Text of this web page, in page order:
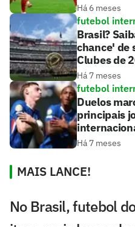
Há 6 meses
futebol
Brasil?
chance' de
Clubes de
Há 7 meses
futebol
Duelos
principais
Há 7 meses
MAIS LANCE!
No Brasil, futebol